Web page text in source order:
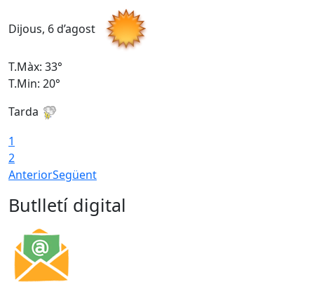
Dijous, 6 d’agost
T.Màx: 33°
T.Min: 20°
Tarda
1
2
AnteriorSegüent
Butlletí digital